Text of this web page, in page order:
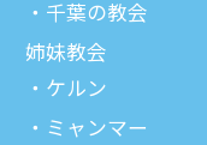
千葉の教会
姉妹教会
ケルン
ミャンマー